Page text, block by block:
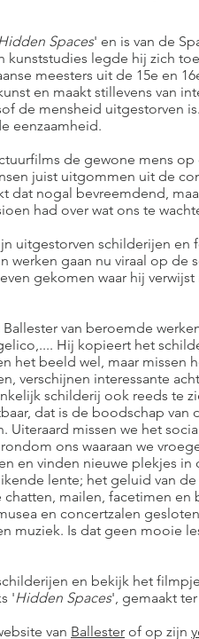
Spaces' en is van de
kunststudies legde hij zich
meesters uit de 15e en
en maakt stillevens van
de mensheid uitgestorven
eenzaamheid.
de gewone mens
juist uitgommen uit de
dat nogal bevreemdend,
had over wat ons te
uitgestorven schilderijen
gaan nu viraal op de
gekomen waar hij verwijst
van beroemde
Hij kopieert het
het beeld wel, maar missen
verschijnen interessante
schilderij ook reeds te
dat is de boodschap van
missen we het
ons waaraan we
en vinden nieuwe plekjes
lente; het geluid van
mailen, facetimen en
en concertzalen
muziek. Is dat geen mooie
en bekijk het
'Hidden Spaces', gemaakt
van Ballester of op zijn